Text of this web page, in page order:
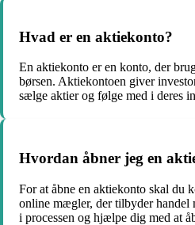
Hvad er en aktiekonto?
En aktiekonto er en konto, der
børsen. Aktiekontoen giver
sælge aktier og følge med i deres
Hvordan åbner jeg en
For at åbne en aktiekonto skal du
online mægler, der tilbyder handel
i processen og hjælpe dig med at